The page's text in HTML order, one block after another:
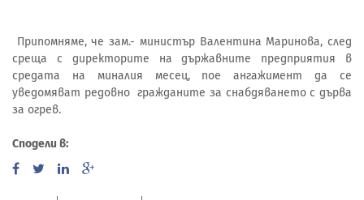
Припомняме, че зам.- министър Валентина Маринова, след
среща с директорите на държавните предприятия в
средата на миналия месец, пое ангажимент да се
уведомяват редовно гражданите за снабдяването с дърва
за огрев.
Сподели в: